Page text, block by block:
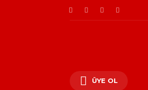
ÜYE OL